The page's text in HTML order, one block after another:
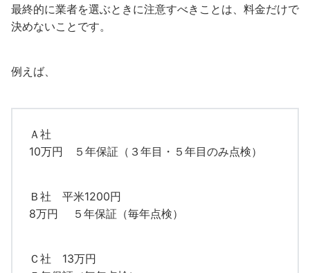
最終的に業者を選ぶときに注意すべきことは、料金だけで
決めないことです。
例えば、
Ａ社
10万円 ５年保証（３年目・５年目のみ点検）
Ｂ社 平米1200円
8万円 ５年保証（毎年点検）
Ｃ社 13万円